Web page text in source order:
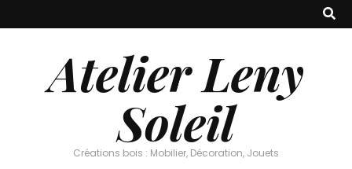
Atelier Leny
Soleil
Créations bois : Mobilier, Décoration, Jouets